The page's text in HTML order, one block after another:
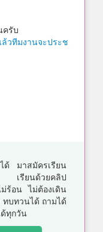
ครับ
ล้วทีมงานจะประช
ด้ มาสมัครเรียน
เรียนด้วยคลิป
ร้อน ไม่ต้องเดิน
ทบทวนได้ ถามได้
ด้ทุกวัน